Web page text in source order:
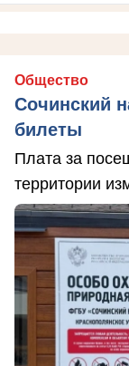
Общество
Сочинский
билеты
Плата за
территории